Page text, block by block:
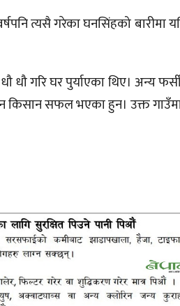
त्यसै गरेका घनसिंहको
धौ गरि घर पुर्याएका थिए। अन्य
किसान सफल भएका हुन। उक्त